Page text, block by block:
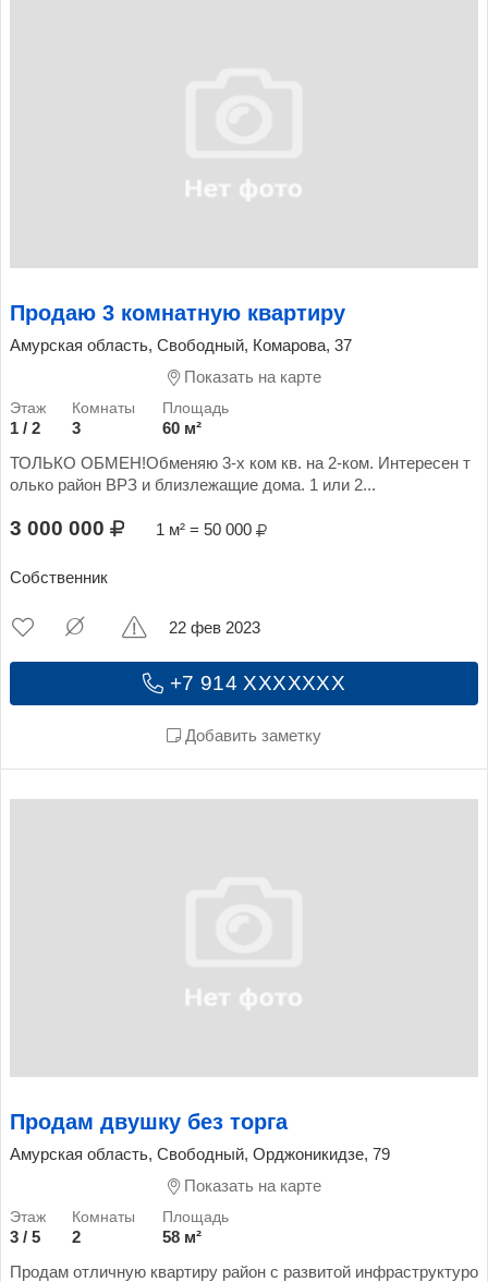
Продаю 3 комнатную квартиру
Амурская область, Свободный, Комарова, 37
Показать на карте
1 / 2 3
60 м²
ТОЛЬКО ОБМЕН!Обменяю 3-х ком кв. на 2-ком. Интересен т
олько район ВРЗ и близлежащие дома. 1 или 2...
3 000 000 1 м² = 50 000
Собственник
+7 914 XXXXXXX
Добавить заметку
22 фев 2023
Продам двушку без торга
Амурская область, Свободный, Орджоникидзе, 79
Показать на карте
3 / 5 2
58 м²
Продам отличную квартиру район с развитой инфраструктуро